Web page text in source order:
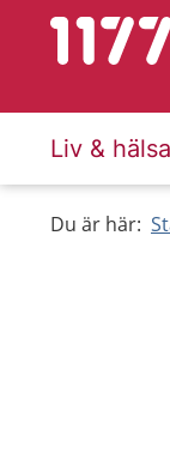
Till
Liv & hälsa
Du är här: